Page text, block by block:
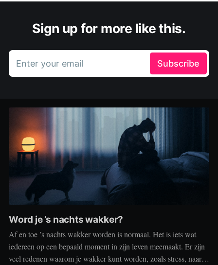
Sign up for more like this.
Enter your email Subscribe
Word je ’s nachts wakker?
Af en toe ’s nachts wakker worden is normaal. Het is iets wat
iedereen op een bepaald moment in zijn leven meemaakt. Er zijn
veel redenen waarom je wakker kunt worden, zoals stress, naar